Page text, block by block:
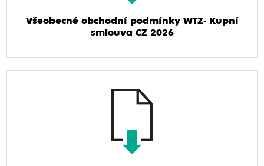
Všeobecné obchodní podmínky WTZ- Kupní
smlouva CZ 2026